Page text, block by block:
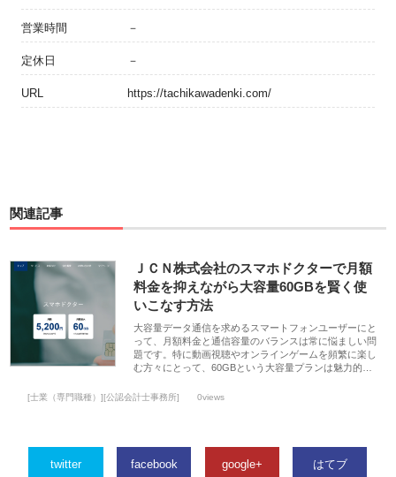
営業時間 －
定休日 －
URL https://tachikawadenki.com/
関連記事
ＪＣＮ株式会社のスマホドクターで月額
料金を抑えながら大容量60GBを賢く使
いこなす方法
大容量データ通信を求めるスマートフォンユーザーにと
って、月額料金と通信容量のバランスは常に悩ましい問
題です。特に動画視聴やオンラインゲームを頻繁に楽し
む方々にとって、60GBという大容量プランは魅力的…
[士業（専門職種）][公認会計士事務所] 0views
twitter facebook google+ はてブ